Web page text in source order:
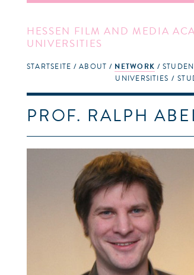
HESSEN FILM AND MEDIA
UNIVERSITIES
STARTSEITE ABOUT
NETWORK
UNIVERSITIES
PROF. RALPH